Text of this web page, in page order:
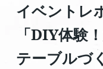
イベントレ
「DIY体験
テーブルづ